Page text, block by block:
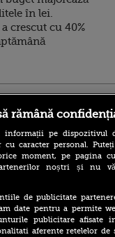
în lei.
crescut cu 40%
rămână
informații pe dispozitivul
caracter personal. Puteți
moment, pe pagina
noștri și nu
de publicitate
date pentru a permite
publicitare afisate
aferente retelelor de